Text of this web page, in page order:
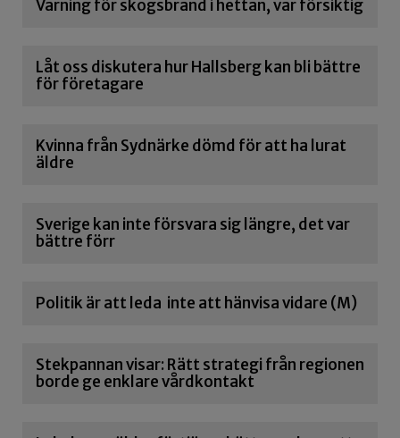
Varning för skogsbrand i hettan, var försiktig
Låt oss diskutera hur Hallsberg kan bli bättre
för företagare
Kvinna från Sydnärke dömd för att ha lurat
äldre
Sverige kan inte försvara sig längre, det var
bättre förr
Politik är att leda inte att hänvisa vidare (M)
Stekpannan visar: Rätt strategi från regionen
borde ge enklare vårdkontakt